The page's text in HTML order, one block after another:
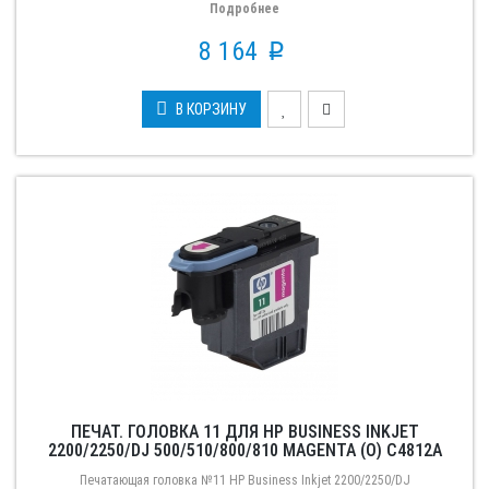
Подробнее
8 164 p
В КОРЗИНУ
ПЕЧАТ. ГОЛОВКА 11 ДЛЯ HP BUSINESS INKJET
2200/2250/DJ 500/510/800/810 MAGENTA (О) C4812A
Печатающая головка №11 HP Business Inkjet 2200/2250/DJ